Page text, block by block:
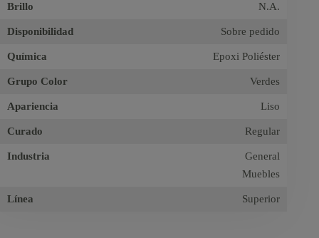
Brillo N.A.
Disponibilidad Sobre pedido
Química Epoxi Poliéster
Grupo Color Verdes
Apariencia Liso
Curado Regular
Industria
General
Muebles
Línea Superior